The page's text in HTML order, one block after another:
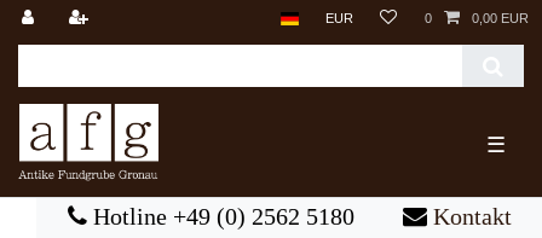
EUR 0 0,00 EUR
☰
Hotline +49 (0) 2562 5180
Kontakt